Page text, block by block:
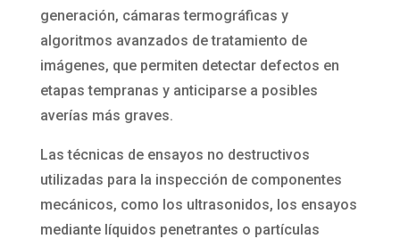
generación, cámaras termográficas y
algoritmos avanzados de tratamiento de
imágenes, que permiten detectar defectos en
etapas tempranas y anticiparse a posibles
averías más graves.
Las técnicas de ensayos no destructivos
utilizadas para la inspección de componentes
mecánicos, como los ultrasonidos, los ensayos
mediante líquidos penetrantes o partículas